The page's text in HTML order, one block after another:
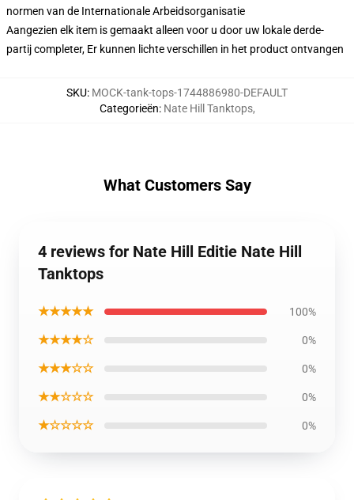
normen van de Internationale Arbeidsorganisatie
Aangezien elk item is gemaakt alleen voor u door uw lokale derde-
partij completer, Er kunnen lichte verschillen in het product ontvangen
SKU: MOCK-tank-tops-1744886980-DEFAULT
Categorieën: Nate Hill Tanktops,
What Customers Say
4 reviews for Nate Hill Editie Nate Hill
Tanktops
★★★★★ 100%
★★★★☆ 0%
★★★☆☆ 0%
★★☆☆☆ 0%
★☆☆☆☆ 0%